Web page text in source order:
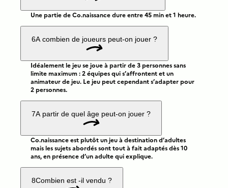
Une partie de Co.naissance dure entre 45 min et 1 heure.
6A combien de joueurs peut-on jouer ?
Idéalement le jeu se joue à partir de 3 personnes sans
limite maximum : 2 équipes qui s’affrontent et un
animateur de jeu. Le jeu peut cependant s’adapter pour
2 personnes.
7A partir de quel âge peut-on jouer ?
Co.naissance est plutôt un jeu à destination d’adultes
mais les sujets abordés sont tout à fait adaptés dès 10
ans, en présence d’un adulte qui explique.
8Combien est -il vendu ?